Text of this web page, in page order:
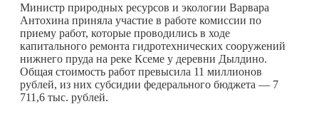
Министр природных ресурсов и экологии Варвара
Антохина приняла участие в работе комиссии по
приему работ, которые проводились в ходе
капитального ремонта гидротехнических сооружений
нижнего пруда на реке Ксеме у деревни Дылдино.
Общая стоимость работ превысила 11 миллионов
рублей, из них субсидии федерального бюджета — 7
711,6 тыс. рублей.